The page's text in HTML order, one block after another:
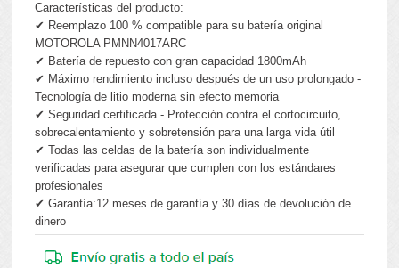
Características del producto:
✔ Reemplazo 100 % compatible para su batería original
MOTOROLA PMNN4017ARC
✔ Batería de repuesto con gran capacidad 1800mAh
✔ Máximo rendimiento incluso después de un uso prolongado -
Tecnología de litio moderna sin efecto memoria
✔ Seguridad certificada - Protección contra el cortocircuito,
sobrecalentamiento y sobretensión para una larga vida útil
✔ Todas las celdas de la batería son individualmente
verificadas para asegurar que cumplen con los estándares
profesionales
✔ Garantía:12 meses de garantía y 30 días de devolución de
dinero